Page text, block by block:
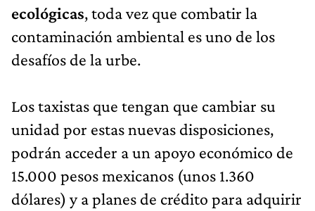
ecológicas, toda vez que combatir la
contaminación ambiental es uno de los
desafíos de la urbe.
Los taxistas que tengan que cambiar su
unidad por estas nuevas disposiciones,
podrán acceder a un apoyo económico de
15.000 pesos mexicanos (unos 1.360
dólares) y a planes de crédito para adquirir